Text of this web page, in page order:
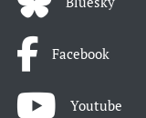
Facebook
Youtube